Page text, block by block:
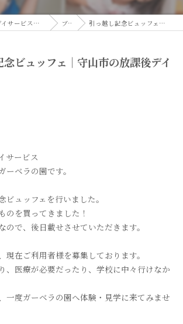
守山市の放課後デイサービスなら発達支援ルーム ガーベラの園 ブログ 引っ越し記念ビュッフェ｜守山市の放課後デイサービス
ビュッフェ｜守山市の放課後デイ
サービス
ベラの園です。
ビュッフェを行いました。
のを買ってきました！
ので、後日載せさせていただきます。
現在ご利用者様を募集しております。
、医療が必要だったり、学校に中々行けなか
一度ガーベラの園へ体験・見学に来てみませ